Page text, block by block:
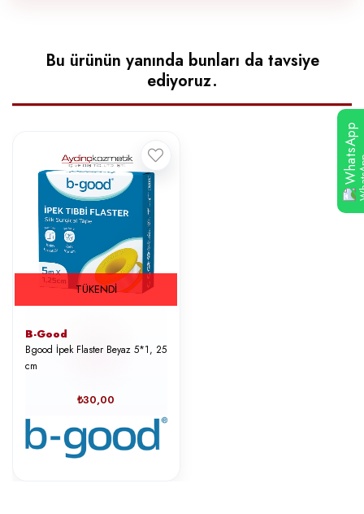
Bu ürünün yanında bunları da tavsiye
ediyoruz.
TÜKENDI
B-Good
Bgood İpek Flaster Beyaz 5*1, 25
cm
₺30,00
WhatsApp